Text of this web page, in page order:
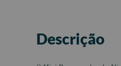
Descrição